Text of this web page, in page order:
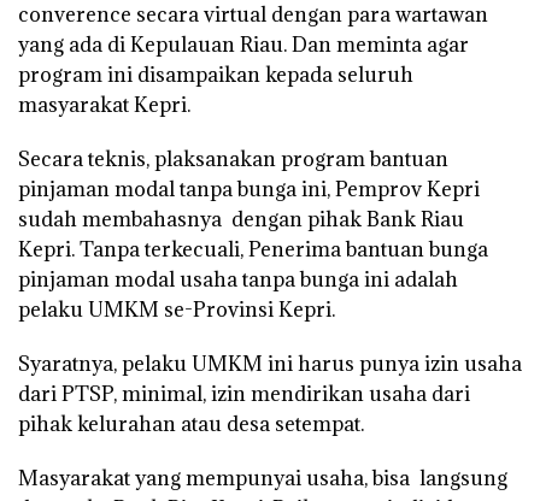
converence secara virtual dengan para wartawan
yang ada di Kepulauan Riau. Dan meminta agar
program ini disampaikan kepada seluruh
masyarakat Kepri.
Secara teknis, plaksanakan program bantuan
pinjaman modal tanpa bunga ini, Pemprov Kepri
sudah membahasnya dengan pihak Bank Riau
Kepri. Tanpa terkecuali, Penerima bantuan bunga
pinjaman modal usaha tanpa bunga ini adalah
pelaku UMKM se-Provinsi Kepri.
Syaratnya, pelaku UMKM ini harus punya izin usaha
dari PTSP, minimal, izin mendirikan usaha dari
pihak kelurahan atau desa setempat.
Masyarakat yang mempunyai usaha, bisa langsung